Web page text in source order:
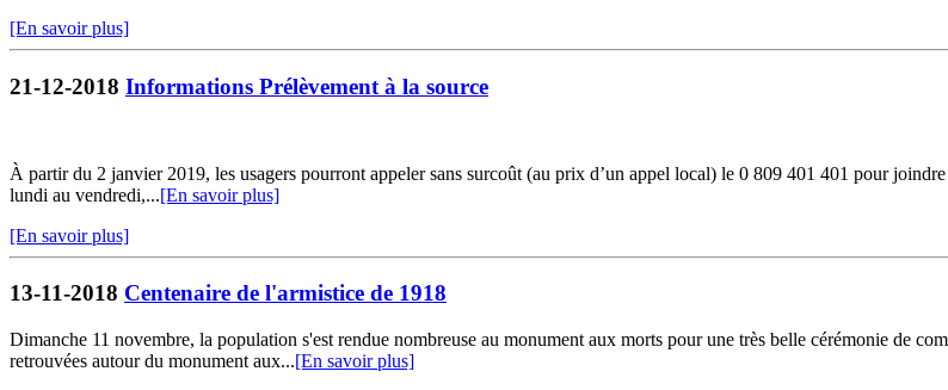
[En savoir plus]
21-12-2018 Informations Prélèvement à la source
À partir du 2 janvier 2019, les usagers pourront appeler sans surcoût (au prix d’un appel local) le 0 809 401 401 pour
lundi au vendredi,...[En savoir plus]
[En savoir plus]
13-11-2018 Centenaire de l'armistice de 1918
Dimanche 11 novembre, la population s'est rendue nombreuse au monument aux morts pour une très belle cérémonie de
retrouvées autour du monument aux...[En savoir plus]